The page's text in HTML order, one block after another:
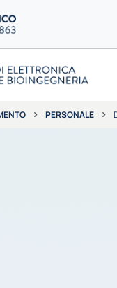
PERSONALE